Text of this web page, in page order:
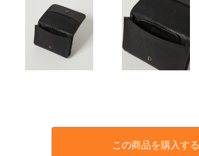
この商品を購入する